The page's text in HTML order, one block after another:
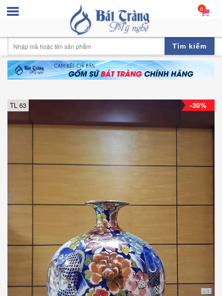
0
Tìm kiếm
-30%
TL 63